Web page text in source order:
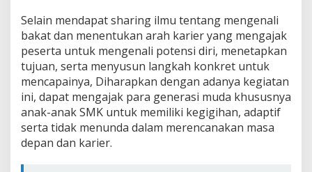
Selain mendapat sharing ilmu tentang mengenali
bakat dan menentukan arah karier yang mengajak
peserta untuk mengenali potensi diri, menetapkan
tujuan, serta menyusun langkah konkret untuk
mencapainya, Diharapkan dengan adanya kegiatan
ini, dapat mengajak para generasi muda khususnya
anak-anak SMK untuk memiliki kegigihan, adaptif
serta tidak menunda dalam merencanakan masa
depan dan karier.